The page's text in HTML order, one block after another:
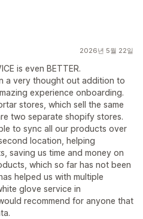
2026년 5월 22일
is even BETTER.
a very thought out addition to
experience onboarding.
stores, which sell the same
two separate shopify stores.
to sync all our products over
location, helping
saving us time and money on
which so far has not been
helped us with multiple
glove service in
recommend for anyone that